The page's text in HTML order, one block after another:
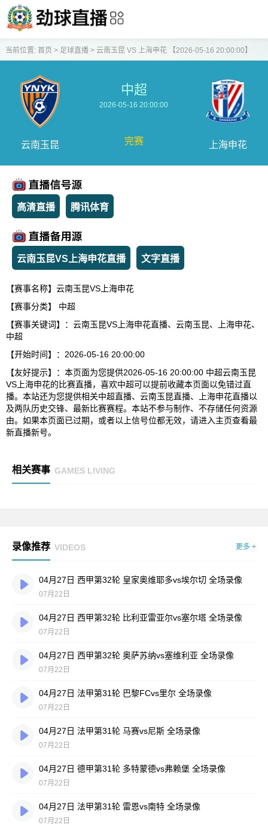
当前位置: 首页 > 足球直播> 云南玉昆 VS 上海申花 【2026-05-16 20:00:00】
云南玉昆
中超
2026-05-16 20:00:00
完赛 上海申花
高清直播 腾讯体育
云南玉昆VS上海申花直播 文字直播
【赛事名称】云南玉昆VS上海申花
【赛事分类】 中超
【赛事关键词】：云南玉昆VS上海申花直播、云南玉昆、上海申花、
中超
【开始时间】：2026-05-16 20:00:00
【友好提示】：本页面为您提供2026-05-16 20:00:00 中超云南玉昆
VS上海申花的比赛直播，喜欢中超可以提前收藏本页面以免错过直
播。本站还为您提供相关中超直播、云南玉昆直播、上海申花直播以
及两队历史交锋、最新比赛赛程。本站不参与制作、不存储任何资源
由。如果本页面已过期，或者以上信号位都无效，请进入主页查看最
新直播新号。
相关赛事 GAMES LIVING
录像推荐 VIDEOS 更多 +
04月27日 西甲第32轮 皇家奥维耶多vs埃尔切 全场录像
07月22日
04月27日 西甲第32轮 比利亚雷亚尔vs塞尔塔 全场录像
07月22日
04月27日 西甲第32轮 奥萨苏纳vs塞维利亚 全场录像
07月22日
04月27日 法甲第31轮 巴黎FCvs里尔 全场录像
07月22日
04月27日 法甲第31轮 马赛vs尼斯 全场录像
07月22日
04月27日 德甲第31轮 多特蒙德vs弗赖堡 全场录像
07月22日
04月27日 法甲第31轮 雷恩vs南特 全场录像
07月22日